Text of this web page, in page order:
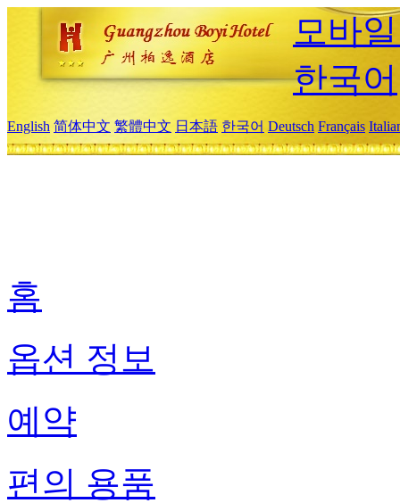
모바
한국어
English 简体中文 繁體中文 日本語 한국어 Deutsch Français
홈
옵션 정보
예약
편의 용품